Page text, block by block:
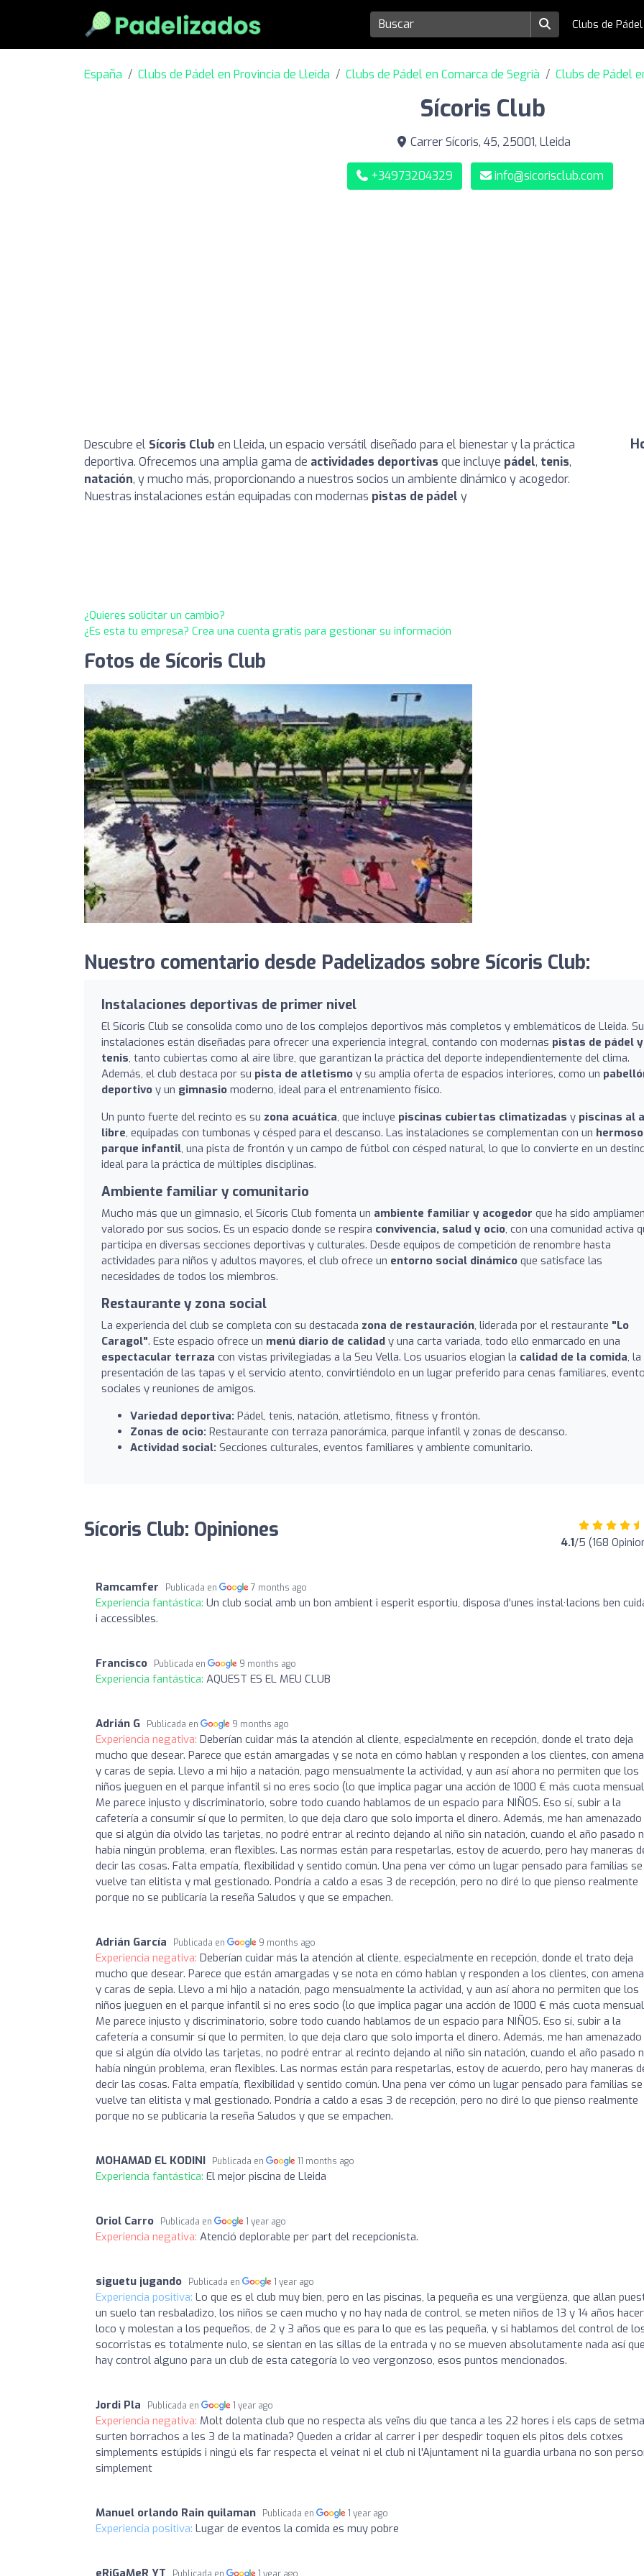
Clubs de Pádel
España Clubs de Pádel en Provincia de Lleida Clubs de Pádel en Comarca de Segrià Clubs de Pádel
Sícoris Club
Carrer Sícoris, 45, 25001, Lleida
+34973204329 info@sicorisclub.com
Descubre el Sícoris Club en Lleida, un espacio versátil diseñado para el bienestar y la práctica
deportiva. Ofrecemos una amplia gama de actividades deportivas que incluye pádel, tenis,
natación, y mucho más, proporcionando a nuestros socios un ambiente dinámico y acogedor.
Nuestras instalaciones están equipadas con modernas pistas de pádel y
¿Quieres solicitar un cambio?
¿Es esta tu empresa? Crea una cuenta gratis para gestionar su información
Fotos de Sícoris Club
Nuestro comentario desde Padelizados sobre Sícoris Club:
Instalaciones deportivas de primer nivel
El Sícoris Club se consolida como uno de los complejos deportivos más completos y emblemáticos de Lleida.
instalaciones están diseñadas para ofrecer una experiencia integral, contando con modernas pistas de pádel y
tenis, tanto cubiertas como al aire libre, que garantizan la práctica del deporte independientemente del clima.
Además, el club destaca por su pista de atletismo y su amplia oferta de espacios interiores, como un
deportivo y un gimnasio moderno, ideal para el entrenamiento físico.
Un punto fuerte del recinto es su zona acuática, que incluye piscinas cubiertas climatizadas y piscinas al
libre, equipadas con tumbonas y césped para el descanso. Las instalaciones se complementan con un hermoso
parque infantil, una pista de frontón y un campo de fútbol con césped natural, lo que lo convierte en un
ideal para la práctica de múltiples disciplinas.
Ambiente familiar y comunitario
Mucho más que un gimnasio, el Sícoris Club fomenta un ambiente familiar y acogedor que ha sido
valorado por sus socios. Es un espacio donde se respira convivencia, salud y ocio, con una comunidad activa
participa en diversas secciones deportivas y culturales. Desde equipos de competición de renombre hasta
actividades para niños y adultos mayores, el club ofrece un entorno social dinámico que satisface las
necesidades de todos los miembros.
Restaurante y zona social
La experiencia del club se completa con su destacada zona de restauración, liderada por el restaurante "Lo
Caragol". Este espacio ofrece un menú diario de calidad y una carta variada, todo ello enmarcado en una
espectacular terraza con vistas privilegiadas a la Seu Vella. Los usuarios elogian la calidad de la comida, la
presentación de las tapas y el servicio atento, convirtiéndolo en un lugar preferido para cenas familiares,
sociales y reuniones de amigos.
Variedad deportiva: Pádel, tenis, natación, atletismo, fitness y frontón.
Zonas de ocio: Restaurante con terraza panorámica, parque infantil y zonas de descanso.
Actividad social: Secciones culturales, eventos familiares y ambiente comunitario.
Sícoris Club: Opiniones 4.1/5 (168
Ramcamfer Publicada en 7 months ago
Experiencia fantástica: Un club social amb un bon ambient i esperit esportiu, disposa d'unes instal·lacions ben
i accessibles.
Francisco Publicada en 9 months ago
Experiencia fantástica: AQUEST ES EL MEU CLUB
Adrián G Publicada en 9 months ago
Experiencia negativa: Deberían cuidar más la atención al cliente, especialmente en recepción, donde el trato deja
mucho que desear. Parece que están amargadas y se nota en cómo hablan y responden a los clientes, con
y caras de sepia. Llevo a mi hijo a natación, pago mensualmente la actividad, y aun así ahora no permiten que los
niños jueguen en el parque infantil si no eres socio (lo que implica pagar una acción de 1000 € más cuota
Me parece injusto y discriminatorio, sobre todo cuando hablamos de un espacio para NIÑOS. Eso sí, subir a la
cafetería a consumir sí que lo permiten, lo que deja claro que solo importa el dinero. Además, me han amenazado
que si algún día olvido las tarjetas, no podré entrar al recinto dejando al niño sin natación, cuando el año pasado
había ningún problema, eran flexibles. Las normas están para respetarlas, estoy de acuerdo, pero hay maneras
decir las cosas. Falta empatía, flexibilidad y sentido común. Una pena ver cómo un lugar pensado para familias se
vuelve tan elitista y mal gestionado. Pondría a caldo a esas 3 de recepción, pero no diré lo que pienso realmente
porque no se publicaría la reseña Saludos y que se empachen.
Adrián García Publicada en 9 months ago
Experiencia negativa: Deberían cuidar más la atención al cliente, especialmente en recepción, donde el trato deja
mucho que desear. Parece que están amargadas y se nota en cómo hablan y responden a los clientes, con
y caras de sepia. Llevo a mi hijo a natación, pago mensualmente la actividad, y aun así ahora no permiten que los
niños jueguen en el parque infantil si no eres socio (lo que implica pagar una acción de 1000 € más cuota
Me parece injusto y discriminatorio, sobre todo cuando hablamos de un espacio para NIÑOS. Eso sí, subir a la
cafetería a consumir sí que lo permiten, lo que deja claro que solo importa el dinero. Además, me han amenazado
que si algún día olvido las tarjetas, no podré entrar al recinto dejando al niño sin natación, cuando el año pasado
había ningún problema, eran flexibles. Las normas están para respetarlas, estoy de acuerdo, pero hay maneras
decir las cosas. Falta empatía, flexibilidad y sentido común. Una pena ver cómo un lugar pensado para familias se
vuelve tan elitista y mal gestionado. Pondría a caldo a esas 3 de recepción, pero no diré lo que pienso realmente
porque no se publicaría la reseña Saludos y que se empachen.
MOHAMAD EL KODINI Publicada en 11 months ago
Experiencia fantástica: El mejor piscina de Lleida
Oriol Carro Publicada en 1 year ago
Experiencia negativa: Atenció deplorable per part del recepcionista.
siguetu jugando Publicada en 1 year ago
Experiencia positiva: Lo que es el club muy bien, pero en las piscinas, la pequeña es una vergüenza, que allan
un suelo tan resbaladizo, los niños se caen mucho y no hay nada de control, se meten niños de 13 y 14 años
loco y molestan a los pequeños, de 2 y 3 años que es para lo que es las pequeña, y si hablamos del control de
socorristas es totalmente nulo, se sientan en las sillas de la entrada y no se mueven absolutamente nada así
hay control alguno para un club de esta categoría lo veo vergonzoso, esos puntos mencionados.
Jordi Pla Publicada en 1 year ago
Experiencia negativa: Molt dolenta club que no respecta als veïns diu que tanca a les 22 hores i els caps de
surten borrachos a les 3 de la matinada? Queden a cridar al carrer i per despedir toquen els pitos dels cotxes
simplements estúpids i ningú els far respecta el veinat ni el club ni l'Ajuntament ni la guardia urbana no son
simplement
Manuel orlando Rain quilaman Publicada en 1 year ago
Experiencia positiva: Lugar de eventos la comida es muy pobre
eRiGaMeR YT Publicada en 1 year ago